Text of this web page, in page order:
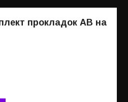
прокладок АВ на